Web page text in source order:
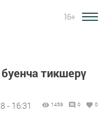
16+
тикшерү
- 16:31 1459 0 0